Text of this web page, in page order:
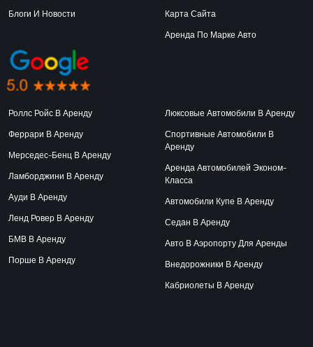
Блоги И Новости
Карта Сайта
Аренда По Марке Авто
Роллс Ройс В Аренду
Феррари В Аренду
Мерседес-Бенц В Аренду
Ламборджини В Аренду
Ауди В Аренду
Ленд Ровер В Аренду
БМВ В Аренду
Порше В Аренду
Люксовые Автомобили В Аренду
Спортивные Автомобили В
Аренду
Аренда Автомобилей Эконом-
Класса
Автомобили Купе В Аренду
Седан В Аренду
Авто В Аэропорту Для Аренды
Внедорожники В Аренду
Кабриолеты В Аренду